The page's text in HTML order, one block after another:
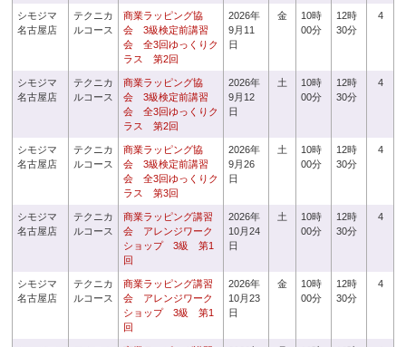
シモジマ
名古屋店
テクニカ
ルコース
商業ラッピング協
会 3級検定前講習
会 全3回ゆっくりク
ラス 第2回
2026年
9月11
日
金
10時
00分
12時
30分
4
シモジマ
名古屋店
テクニカ
ルコース
商業ラッピング協
会 3級検定前講習
会 全3回ゆっくりク
ラス 第2回
2026年
9月12
日
土
10時
00分
12時
30分
4
シモジマ
名古屋店
テクニカ
ルコース
商業ラッピング協
会 3級検定前講習
会 全3回ゆっくりク
ラス 第3回
2026年
9月26
日
土
10時
00分
12時
30分
4
シモジマ
名古屋店
テクニカ
ルコース
商業ラッピング講習
会 アレンジワーク
ショップ 3級 第1
回
2026年
10月24
日
土
10時
00分
12時
30分
4
シモジマ
名古屋店
テクニカ
ルコース
商業ラッピング講習
会 アレンジワーク
ショップ 3級 第1
回
2026年
10月23
日
金
10時
00分
12時
30分
4